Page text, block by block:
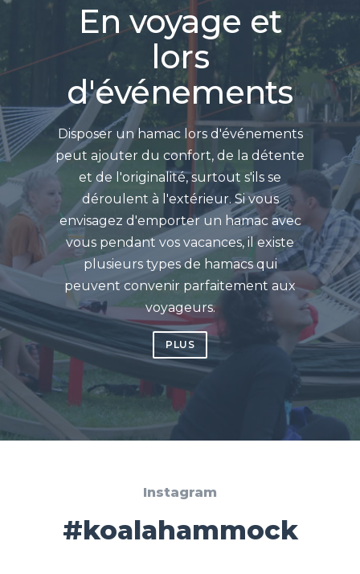
En voyage et
lors
d'événements
Disposer un hamac lors d'événements
peut ajouter du confort, de la détente
et de l'originalité, surtout s'ils se
déroulent à l'extérieur. Si vous
envisagez d'emporter un hamac avec
vous pendant vos vacances, il existe
plusieurs types de hamacs qui
peuvent convenir parfaitement aux
voyageurs.
PLUS
Instagram
#koalahammock